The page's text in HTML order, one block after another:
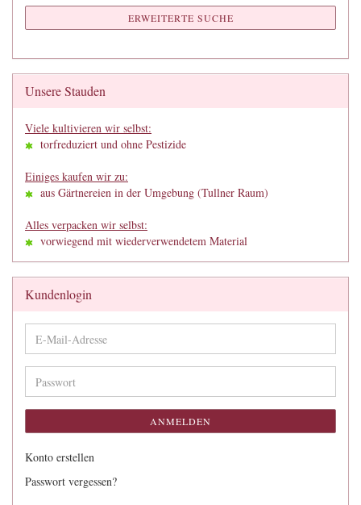
ERWEITERTE SUCHE
Unsere Stauden
Viele kultivieren wir selbst:
torfreduziert und ohne Pestizide
Einiges kaufen wir zu:
aus Gärtnereien in der Umgebung (Tullner Raum)
Alles verpacken wir selbst:
vorwiegend mit wiederverwendetem Material
Kundenlogin
E-
Mail-
Adresse
Passwort
ANMELDEN
Konto erstellen
Passwort vergessen?